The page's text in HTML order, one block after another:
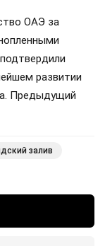
ОАЭ за
развитии
Предыдущий
залив